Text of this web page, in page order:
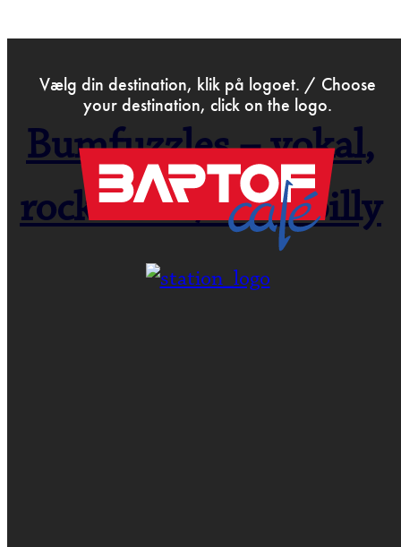
Vælg din destination, klik på logoet. / Choose
your destination, click on the logo.
Bumfuzzles – vokal,
50er
rock’n’roll/rockabilly